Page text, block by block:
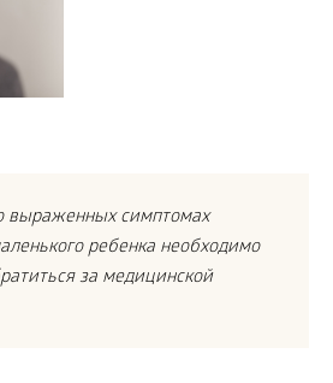
выраженных симптомах
ребенка необходимо
за медицинской